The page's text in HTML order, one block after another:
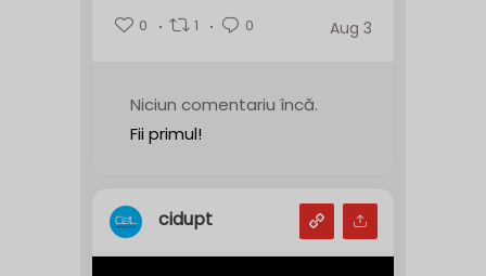
0 1 0 Aug 3
Niciun comentariu încă.
Fii primul!
cidupt